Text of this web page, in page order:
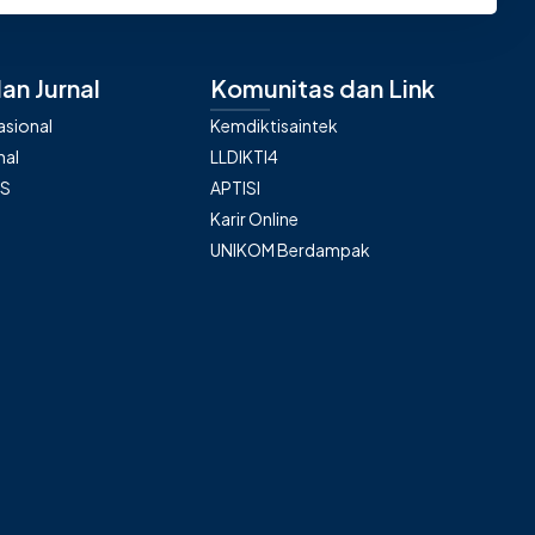
Jurnal Komunitas dan Link
Kemdiktisaintek
LLDIKTI4
APTISI
Karir Online
UNIKOM Berdampak